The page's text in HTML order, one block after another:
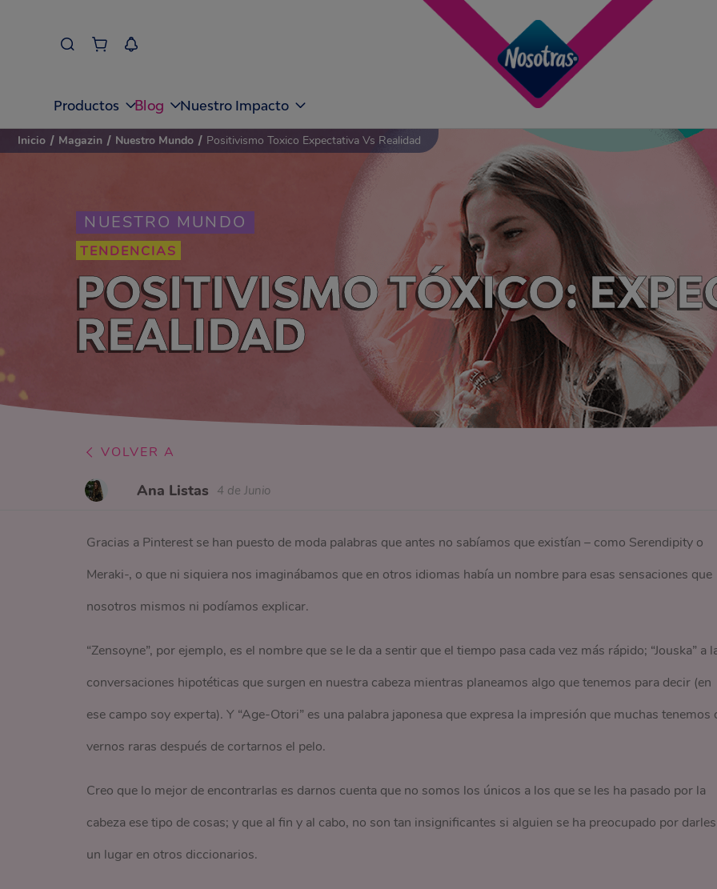
Productos Blog Nuestro Impacto
NUESTRO MUNDO
TENDENCIAS
POSITIVISMO TÓXICO:
REALIDAD
Inicio / Magazin / Nuestro Mundo / Positivismo Toxico Expectativa Vs Realidad
VOLVER A
Ana Listas 4 de Junio
Gracias a Pinterest se han puesto de moda palabras que antes no sabíamos que existían – como Serendipity o
Meraki-, o que ni siquiera nos imaginábamos que en otros idiomas había un nombre para esas sensaciones que
nosotros mismos ni podíamos explicar.
“Zensoyne”, por ejemplo, es el nombre que se le da a sentir que el tiempo pasa cada vez más rápido; “Jouska” a
conversaciones hipotéticas que surgen en nuestra cabeza mientras planeamos algo que tenemos para decir (en
ese campo soy experta). Y “Age-Otori” es una palabra japonesa que expresa la impresión que muchas tenemos
vernos raras después de cortarnos el pelo.
Creo que lo mejor de encontrarlas es darnos cuenta que no somos los únicos a los que se les ha pasado por la
cabeza ese tipo de cosas; y que al fin y al cabo, no son tan insignificantes si alguien se ha preocupado por darles
un lugar en otros diccionarios.